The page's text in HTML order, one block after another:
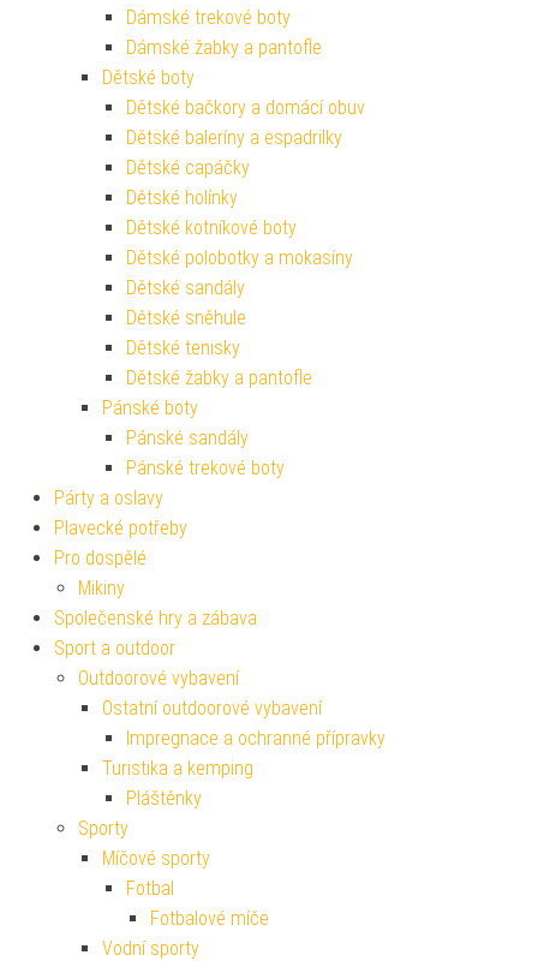
Dámské trekové boty
Dámské žabky a pantofle
Dětské boty
Dětské bačkory a domácí obuv
Dětské baleríny a espadrilky
Dětské capáčky
Dětské holínky
Dětské kotníkové boty
Dětské polobotky a mokasíny
Dětské sandály
Dětské sněhule
Dětské tenisky
Dětské žabky a pantofle
Pánské boty
Pánské sandály
Pánské trekové boty
Párty a oslavy
Plavecké potřeby
Pro dospělé
Mikiny
Společenské hry a zábava
Sport a outdoor
Outdoorové vybavení
Ostatní outdoorové vybavení
Impregnace a ochranné přípravky
Turistika a kemping
Pláštěnky
Sporty
Míčové sporty
Fotbal
Fotbalové míče
Vodní sporty